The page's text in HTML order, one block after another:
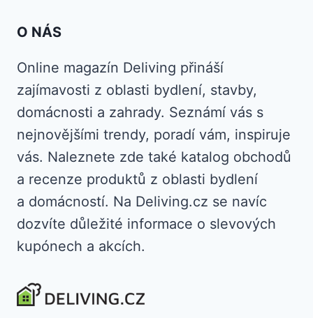
O NÁS
Online magazín Deliving přináší
zajímavosti z oblasti bydlení, stavby,
domácnosti a zahrady. Seznámí vás s
nejnovějšími trendy, poradí vám, inspiruje
vás. Naleznete zde také katalog obchodů
a recenze produktů z oblasti bydlení
a domácností. Na Deliving.cz se navíc
dozvíte důležité informace o slevových
kupónech a akcích.